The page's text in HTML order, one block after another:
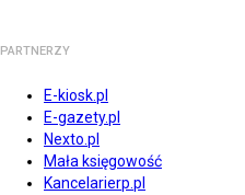
PARTNERZY
E-kiosk.pl
E-gazety.pl
Nexto.pl
Mała księgowość
Kancelarierp.pl